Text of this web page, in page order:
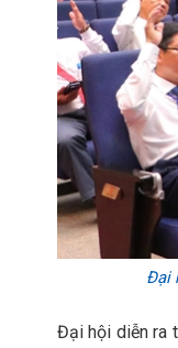
Đại
Đại hội diễn ra